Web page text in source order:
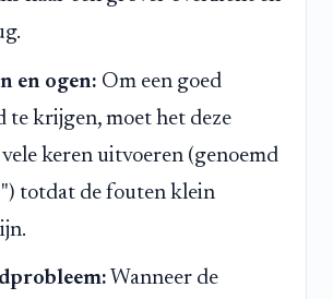
en ogen: Om een goed
te krijgen, moet het deze
keren uitvoeren (genoemd
totdat de fouten klein
Wanneer de